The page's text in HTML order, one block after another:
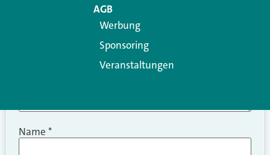
Name *
AGB
Werbung
Sponsoring
Veranstaltungen